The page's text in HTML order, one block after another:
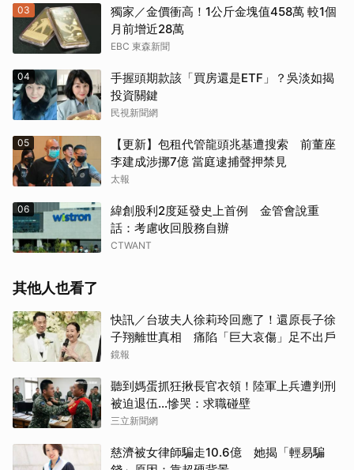
03
獨家／金價衝高！1公斤金塊值458萬 較1個
月前增近28萬
EBC 東森新聞
04
手握頭期款該「買房還是ETF」？吳淡如揭
投資關鍵
民視新聞網
05
【更新】包租代管龍頭兆基遭搜索 前董座
李建成涉挪7億 當庭逮捕聲押禁見
太報
06
緯創股利2度延發史上首例 金管會說重
話：考慮收回股務自辦
CTWANT
其他人也看了
快訊／台玻夫人徐莉玲回應了！還原長子徐
子翔離世真相 痛陷「巨大哀傷」足不出戶
鏡報
聽到媽蛋抓狂揪長官衣領！陸軍上兵遭判刑
被迫退伍…慘哭：求職碰壁
三立新聞網
慈濟被女律師騙走10.6億 她揭「輕易騙